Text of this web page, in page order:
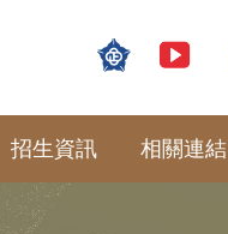
招生資訊 相關連結